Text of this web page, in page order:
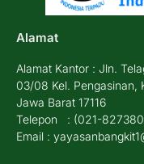
Alamat
Alamat Kantor : Jln.
03/08 Kel. Pengasinan,
Jawa Barat 17116
Telepon : (021-
Email :